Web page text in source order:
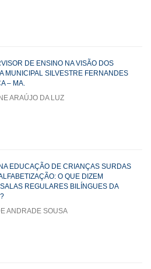
DE ENSINO NA VISÃO DOS
MUNICIPAL SILVESTRE FERNANDES
– MA.
ARAÚJO DA LUZ
EDUCAÇÃO DE CRIANÇAS SURDAS
O QUE DIZEM
REGULARES BILÍNGUES DA
ANDRADE SOUSA